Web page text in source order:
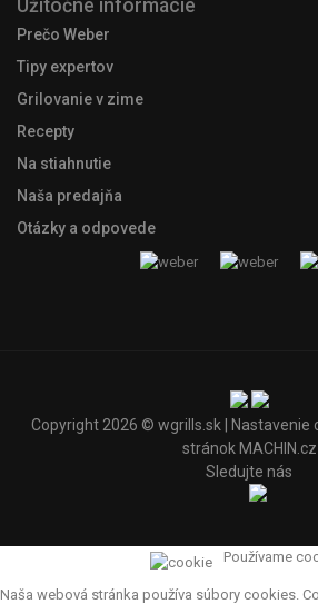
Užitočné informácie
Prečo Weber
Tipy expertov
Grilovanie v zime
Recepty
Na stiahnutie
Naša predajňa
Otázky a odpovede
Copyright 2026 © wgrills.sk Nastavenie
stránok MACHIN.cz
Sledujte nás
Používame
Naša webová stránka používa súbory cookies.